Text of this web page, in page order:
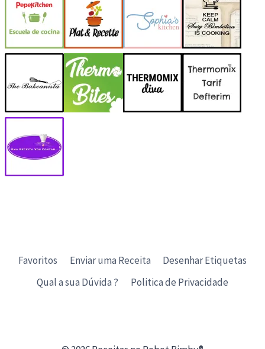
Favoritos Enviar uma Receita
Desenhar Etiquetas
Qual a sua Dúvida ?
Politica de Privacidade